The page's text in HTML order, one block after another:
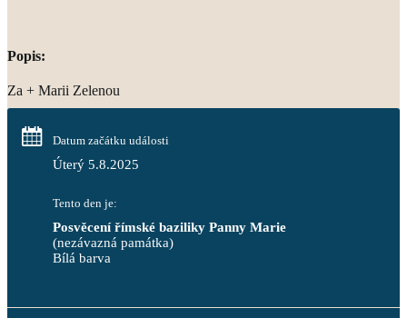
Popis:
Za + Marii Zelenou
Datum začátku události
Úterý 5.8.2025
Tento den je:
Posvěcení římské baziliky Panny Marie
(nezávazná památka)
Bílá barva